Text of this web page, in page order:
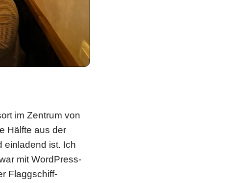
im Zentrum von
Hälfte aus der
einladend ist. Ich
mit WordPress-
Flaggschiff-